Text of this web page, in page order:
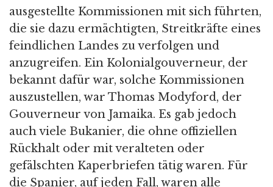
ausgestellte Kommissionen mit sich führten,
die sie dazu ermächtigten, Streitkräfte eines
feindlichen Landes zu verfolgen und
anzugreifen. Ein Kolonialgouverneur, der
bekannt dafür war, solche Kommissionen
auszustellen, war Thomas Modyford, der
Gouverneur von Jamaika. Es gab jedoch
auch viele Bukanier, die ohne offiziellen
Rückhalt oder mit veralteten oder
gefälschten Kaperbriefen tätig waren. Für
die Spanier, auf jeden Fall, waren alle